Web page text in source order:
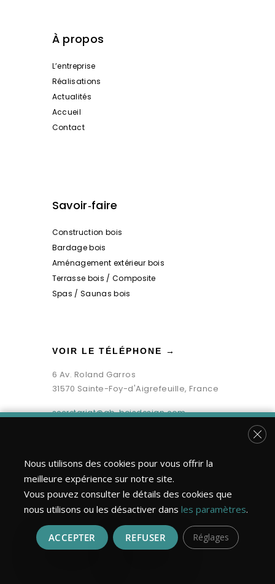
À propos
L’entreprise
Réalisations
Actualités
Accueil
Contact
Savoir‑faire
Construction bois
Bardage bois
Aménagement extérieur bois
Terrasse bois / Composite
Spas / Saunas bois
VOIR LE TÉLÉPHONE →
6 Av. Roland Garros
31570 Sainte-Foy-d'Aigrefeuille, France
secretariat@gb-boisdesign.com
Bois Design Construction ©2026 | Tous droits réservés.
Nous utilisons des cookies pour vous offrir la
meilleure expérience sur notre site.
Vous pouvez consulter le détails des cookies que
nous utilisons ou les désactiver dans les paramètres.
ACCEPTER REFUSER Réglages